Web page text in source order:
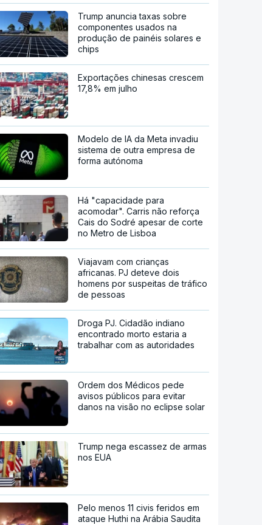
Trump anuncia taxas sobre
componentes usados na
produção de painéis solares e
chips
Exportações chinesas crescem
17,8% em julho
Modelo de IA da Meta invadiu
sistema de outra empresa de
forma autónoma
Há "capacidade para
acomodar". Carris não reforça
Cais do Sodré apesar de corte
no Metro de Lisboa
Viajavam com crianças
africanas. PJ deteve dois
homens por suspeitas de tráfico
de pessoas
Droga PJ. Cidadão indiano
encontrado morto estaria a
trabalhar com as autoridades
Ordem dos Médicos pede
avisos públicos para evitar
danos na visão no eclipse solar
Trump nega escassez de armas
nos EUA
Pelo menos 11 civis feridos em
ataque Huthi na Arábia Saudita